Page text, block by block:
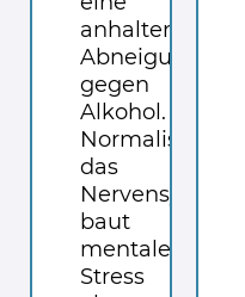
anhaltende
Abneigung
gegen
Alkohol.
Normalisiert
das
Nervensystem,
baut
mentalen
Stress